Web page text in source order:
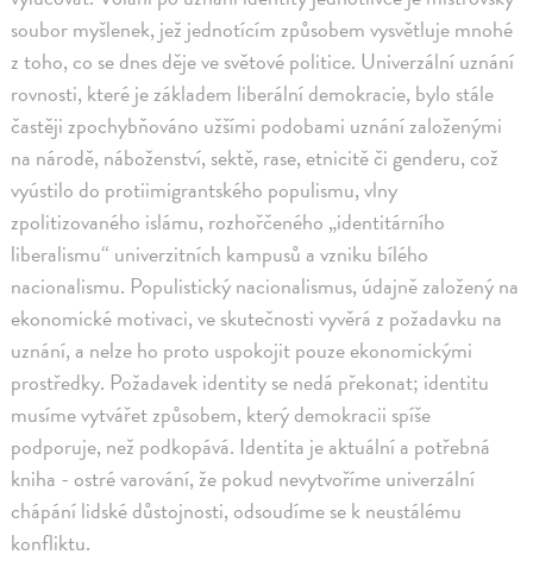
soubor myšlenek, jež jednotícím způsobem vysvětluje mnohé
z toho, co se dnes děje ve světové politice. Univerzální uznání
rovnosti, které je základem liberální demokracie, bylo stále
častěji zpochybňováno užšími podobami uznání založenými
na národě, náboženství, sektě, rase, etnicitě či genderu, což
vyústilo do protiimigrantského populismu, vlny
zpolitizovaného islámu, rozhořčeného „identitárního
liberalismu“ univerzitních kampusů a vzniku bílého
nacionalismu. Populistický nacionalismus, údajně založený na
ekonomické motivaci, ve skutečnosti vyvěrá z požadavku na
uznání, a nelze ho proto uspokojit pouze ekonomickými
prostředky. Požadavek identity se nedá překonat; identitu
musíme vytvářet způsobem, který demokracii spíše
podporuje, než podkopává. Identita je aktuální a potřebná
kniha - ostré varování, že pokud nevytvoříme univerzální
chápání lidské důstojnosti, odsoudíme se k neustálému
konfliktu.